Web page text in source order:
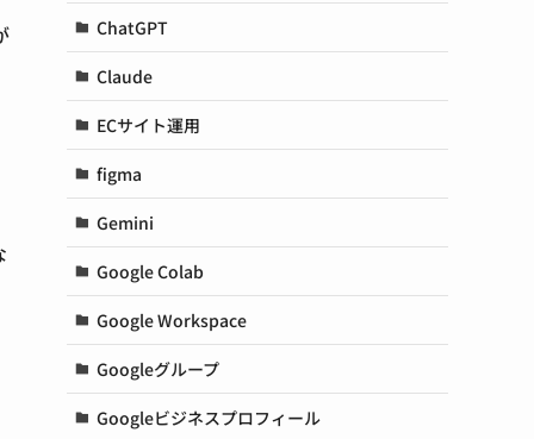
ChatGPT
Claude
ECサイト運用
figma
Gemini
Google Colab
Google Workspace
Googleグループ
Googleビジネスプロフィール